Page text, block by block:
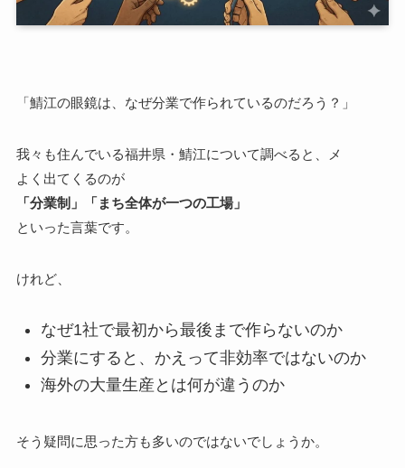
「鯖江の眼鏡は、なぜ分業で作られているのだろう？」
我々も住んでいる福井県・鯖江について調べると、メ
よく出てくるのが
「分業制」「まち全体が一つの工場」
といった言葉です。
けれど、
なぜ1社で最初から最後まで作らないのか
分業にすると、かえって非効率ではないのか
海外の大量生産とは何が違うのか
そう疑問に思った方も多いのではないでしょうか。